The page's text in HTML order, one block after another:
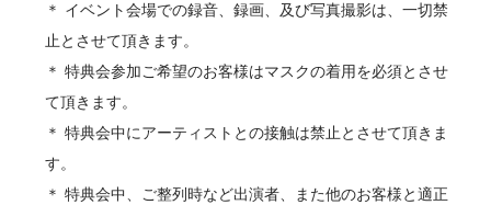
＊ イベント会場での録音、録画、及び写真撮影は、一切禁
止とさせて頂きます。
＊ 特典会参加ご希望のお客様はマスクの着用を必須とさせ
て頂きます。
＊ 特典会中にアーティストとの接触は禁止とさせて頂きま
す。
＊ 特典会中、ご整列時など出演者、また他のお客様と適正